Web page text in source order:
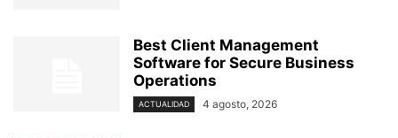
Best Client Management
Software for Secure Business
Operations
ACTUALIDAD 4 agosto, 2026